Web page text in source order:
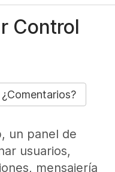
Control
¿Comentarios?
un panel de
usuarios,
mensajería